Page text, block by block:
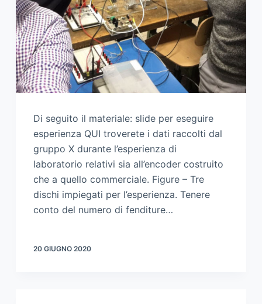
Di seguito il materiale: slide per eseguire
esperienza QUI troverete i dati raccolti dal
gruppo X durante l’esperienza di
laboratorio relativi sia all’encoder costruito
che a quello commerciale. Figure – Tre
dischi impiegati per l’esperienza. Tenere
conto del numero di fenditure…
20 GIUGNO 2020